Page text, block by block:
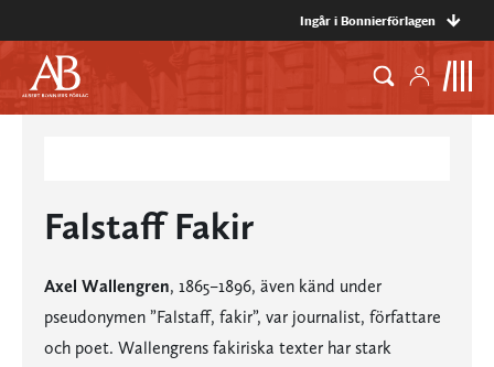
Ingår i Bonnierförlagen
Falstaff Fakir
Axel Wallengren, 1865–1896, även känd under
pseudonymen ”Falstaff, fakir”, var journalist, författare
och poet. Wallengrens fakiriska texter har stark